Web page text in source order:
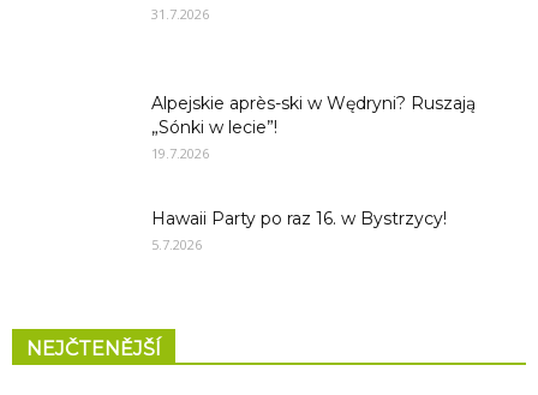
31.7.2026
Alpejskie après-ski w Wędryni? Ruszają
„Sónki w lecie”!
19.7.2026
Hawaii Party po raz 16. w Bystrzycy!
5.7.2026
NEJČTENĚJŠÍ